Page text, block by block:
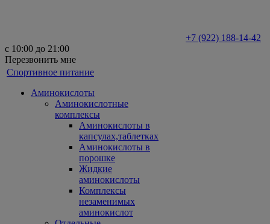
+7 (922) 188-14-42
с 10:00 до 21:00
Перезвонить мне
Спортивное питание
Аминокислоты
Аминокислотные
комплексы
Аминокислоты в
капсулах,таблетках
Аминокислоты в
порошке
Жидкие
аминокислоты
Комплексы
незаменимых
аминокислот